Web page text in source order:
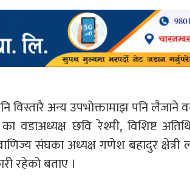
अन्य उपभोक्तामाझ पनि लैजाने
वडाअध्यक्ष छवि रेश्मी, विशिष्ट
संघका अध्यक्ष गणेश बहादुर
रहेको बताए ।